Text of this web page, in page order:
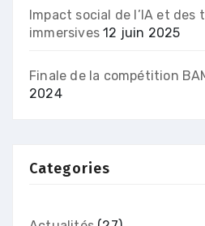
Impact social de l’IA et des
immersives 12 juin 2025
Finale de la compétition
2024
Categories